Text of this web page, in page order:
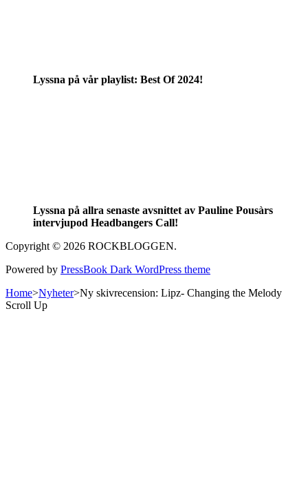
Lyssna på vår playlist: Best Of 2024!
Lyssna på allra senaste avsnittet av Pauline Pousàrs
intervjupod Headbangers Call!
Copyright © 2026 ROCKBLOGGEN.
Powered by PressBook Dark WordPress theme
Home>Nyheter>Ny skivrecension: Lipz- Changing the Melody
Scroll Up